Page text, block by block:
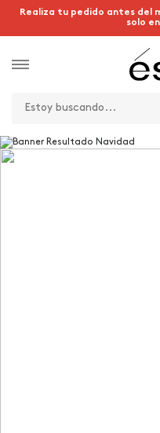
Realiza tu pedido antes del
solo